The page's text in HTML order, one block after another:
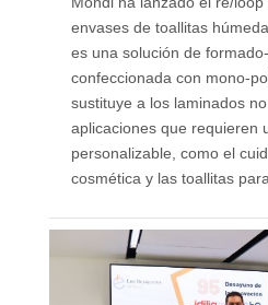
envases de toallitas
es una solución de
confeccionada con mono-
sustituye a los laminados
aplicaciones que requieren
personalizable, como el
cosmética y las toallitas